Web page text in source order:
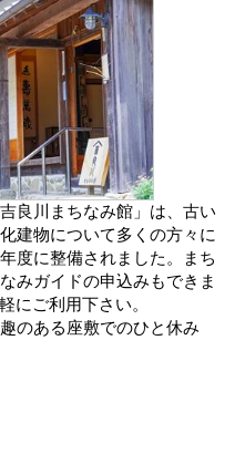
良川まちなみ館」は、古い
建物について多くの方々に
度に整備されました。まち
みガイドの申込みもできま
にご利用下さい。
のある座敷でのひと休み